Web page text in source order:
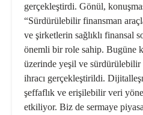
gerçekleştirdi. Gönül,
“Sürdürülebilir finansman
ve şirketlerin sağlıklı finansal
önemli bir role sahip. Bugüne
üzerinde yeşil ve sürdürülebilir
ihracı gerçekleştirildi.
şeffaflık ve erişilebilir veri
etkiliyor. Biz de sermaye